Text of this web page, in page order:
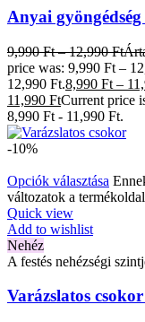
Anyai gyöngédség
9,990Ft – 12,990Ft
price was: 9,990 Ft –
12,990 Ft.8,990 Ft –
11,990 FtCurrent price
8,990 Ft - 11,990 Ft.
-10%
Opciók választása
változatok a
Quick view
Add to wishlist
Nehéz
A festés nehézségi
Varázslatos